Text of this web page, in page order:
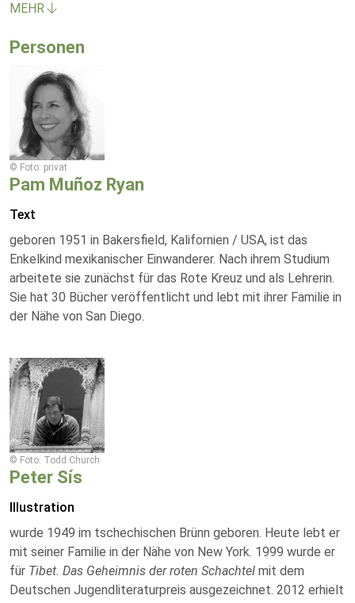
MEHR
Personen
© Foto: privat
Pam Muñoz Ryan
Text
geboren 1951 in Bakersfield, Kalifornien / USA, ist das
Enkelkind mexikanischer Einwanderer. Nach ihrem Studium
arbeitete sie zunächst für das Rote Kreuz und als Lehrerin.
Sie hat 30 Bücher veröffentlicht und lebt mit ihrer Familie in
der Nähe von San Diego.
© Foto: Todd Church
Peter Sís
Illustration
wurde 1949 im tschechischen Brünn geboren. Heute lebt er
mit seiner Familie in der Nähe von New York. 1999 wurde er
für Tibet. Das Geheimnis der roten Schachtel mit dem
Deutschen Jugendliteraturpreis ausgezeichnet. 2012 erhielt